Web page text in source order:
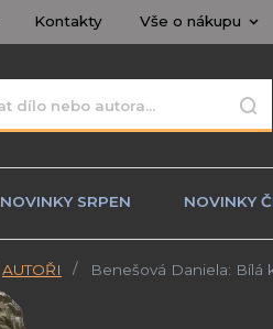
Kontakty Vše o nákupu
NOVINKY SRPEN NOVINKY
AUTOŘI Benešová Daniela: Bílá